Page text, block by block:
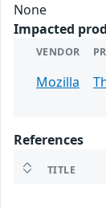
None
Impacted
VENDOR
Mozilla
References
TITLE